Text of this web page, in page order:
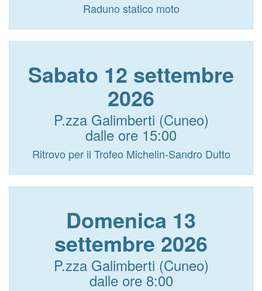
Raduno statico moto
Sabato 12 settembre
2026
P.zza Galimberti (Cuneo)
dalle ore 15:00
Ritrovo per il Trofeo Michelin-Sandro Dutto
Domenica 13
settembre 2026
P.zza Galimberti (Cuneo)
dalle ore 8:00